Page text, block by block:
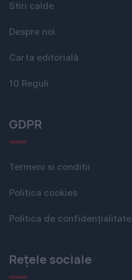
Stiri calde
Despre noi
Carta editorială
10 Reguli
GDPR
Termeni si conditii
Politica cookies
Politica de confidențialitate
Rețele sociale